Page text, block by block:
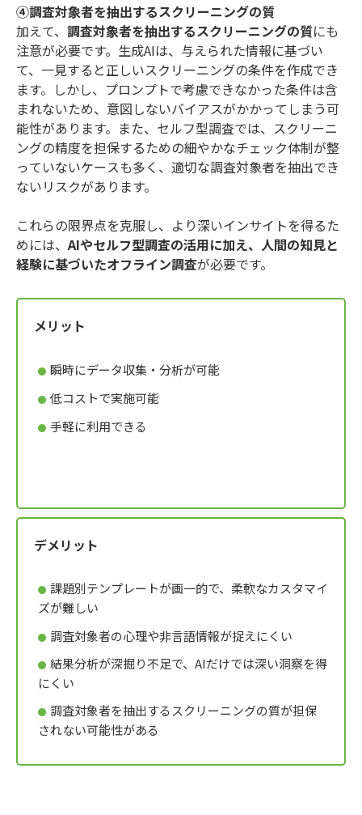
④調査対象者を抽出するスクリーニングの質
加えて、 調査対象者を抽出するスクリーニングの質にも
注意が必要です。生成AIは、与えられた情報に基づい
て、一見すると正しいスクリーニングの条件を作成でき
ます。しかし、プロンプトで考慮できなかった条件は含
まれないため、意図しないバイアスがかかってしまう可
能性があります。また、セルフ型調査では、スクリーニ
ングの精度を担保するための細やかなチェック体制が整
っていないケースも多く、適切な調査対象者を抽出でき
ないリスクがあります。
これらの限界点を克服し、より深いインサイトを得るた
めには、AIやセルフ型調査の活用に加え、人間の知見と
経験に基づいたオフライン調査が必要です。
メリット
瞬時にデータ収集・分析が可能
低コストで実施可能
手軽に利用できる
デメリット
課題別テンプレートが画一的で、柔軟なカスタマイ
ズが難しい
調査対象者の心理や非言語情報が捉えにくい
結果分析が深掘り不足で、AIだけでは深い洞察を得
にくい
調査対象者を抽出するスクリーニングの質が担保
されない可能性がある